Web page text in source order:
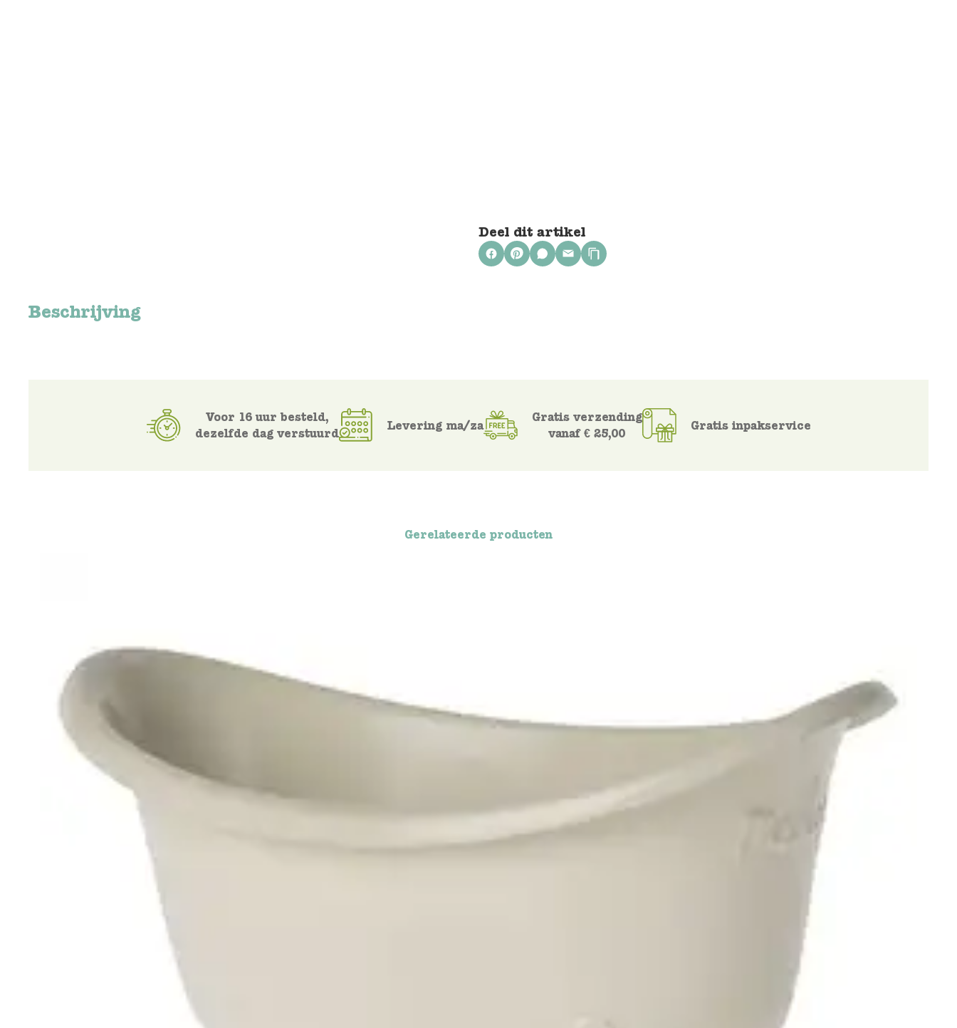
Deel dit artikel
Beschrijving
Voor 16 uur besteld,
dezelfde dag verstuurd
Levering ma/za
Gratis verzending
vanaf € 25,00
Gratis inpakservice
Gerelateerde producten